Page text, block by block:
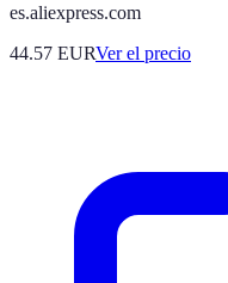
es.aliexpress.com
44.57 EURVer el precio